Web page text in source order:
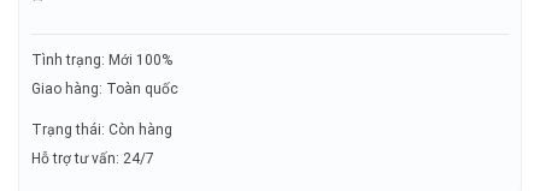
Tình trạng: Mới 100%
Giao hàng: Toàn quốc
Trạng thái: Còn hàng
Hỗ trợ tư vấn: 24/7